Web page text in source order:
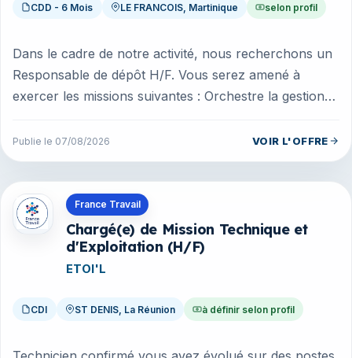
CDD - 6 Mois LE FRANCOIS, Martinique selon profil
Dans le cadre de notre activité, nous recherchons un
Responsable de dépôt H/F. Vous serez amené à
exercer les missions suivantes : Orchestre la gestion
Publie le 07/08/2026 VOIR L'OFFRE
France Travail
Chargé(e) de Mission Technique et
d'Exploitation (H/F)
ETOI'L
CDI ST DENIS, La Réunion à définir selon profil
Offres en La Réunion